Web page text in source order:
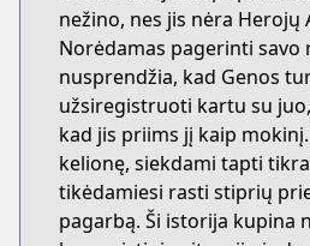
nežino, nes jis nėra Herojų
Norėdamas pagerinti savo
nusprendžia, kad Genos
užsiregistruoti kartu su
kad jis priims jį kaip
kelionę, siekdami tapti
tikėdamiesi rasti stiprių
pagarbą. Ši istorija kupina